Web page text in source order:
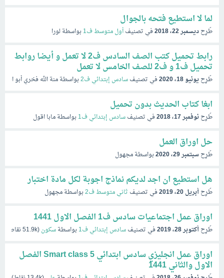
لما لا استطيع فتحه بالجوال
طُرِحديسمبر 22، 2018 في تصنيفأول متوسط ف1 بواسطةلورا
رابط تحميل كتب الصف السادس ف2 لا تعمل و أيضا روابط
تحميل ف1 و ف2 للصف الخامس لا تعمل
طُرِحيونيو 18، 2020 في تصنيفسادس إبتدائي ف2 بواسطةمنة الله فخري أبو العلا
ابغا كتاب الحديث بدون تحميل
طُرِحنوفمبر 17، 2018 في تصنيفسادس إبتدائي ف1 بواسطةمابا اقول
حل اوراق العمل
طُرِح سبتمبر 29، 2020 بواسطةمجهول
هل استطيع ان اجد لديكم نماذج اجوبة لكل مادة اختبار
طُرِحأبريل 20، 2019 في تصنيف ثاني متوسط ف2 بواسطةمجهول
اوراق عمل اجتماعيات سادس ف1 الفصل الاول 1441
طُرِحأكتوبر 28، 2019 في تصنيفسادس إبتدائي ف1 بواسطةسكون(
51.9kنقاط)
اوراق عمل انجليزي سادس ابتدائي Smart class 5 الفصل
الاول والثاني 1441